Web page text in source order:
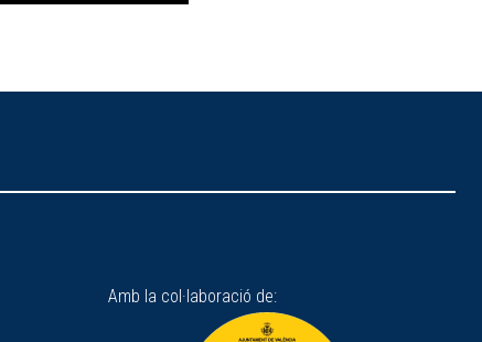
Amb la col·laboració de: